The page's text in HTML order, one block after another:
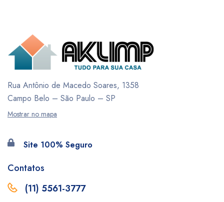
Rua Antônio de Macedo Soares, 1358
Campo Belo – São Paulo – SP
Mostrar no mapa
Site 100% Seguro
Contatos
(11) 5561-3777